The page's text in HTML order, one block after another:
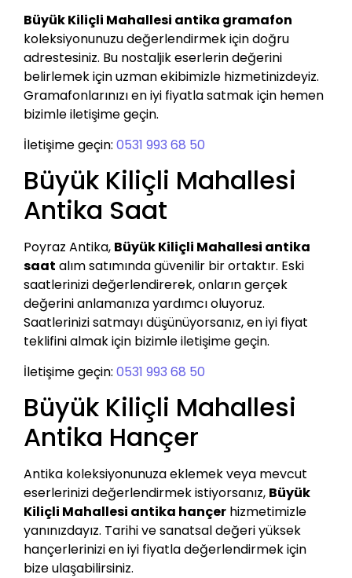
Büyük Kiliçli Mahallesi antika gramafon
koleksiyonunuzu değerlendirmek için doğru
adrestesiniz. Bu nostaljik eserlerin değerini
belirlemek için uzman ekibimizle hizmetinizdeyiz.
Gramafonlarınızı en iyi fiyatla satmak için hemen
bizimle iletişime geçin.
İletişime geçin: 0531 993 68 50
Büyük Kiliçli Mahallesi
Antika Saat
Poyraz Antika, Büyük Kiliçli Mahallesi antika
saat alım satımında güvenilir bir ortaktır. Eski
saatlerinizi değerlendirerek, onların gerçek
değerini anlamanıza yardımcı oluyoruz.
Saatlerinizi satmayı düşünüyorsanız, en iyi fiyat
teklifini almak için bizimle iletişime geçin.
İletişime geçin: 0531 993 68 50
Büyük Kiliçli Mahallesi
Antika Hançer
Antika koleksiyonunuza eklemek veya mevcut
eserlerinizi değerlendirmek istiyorsanız, Büyük
Kiliçli Mahallesi antika hançer hizmetimizle
yanınızdayız. Tarihi ve sanatsal değeri yüksek
hançerlerinizi en iyi fiyatla değerlendirmek için
bize ulaşabilirsiniz.